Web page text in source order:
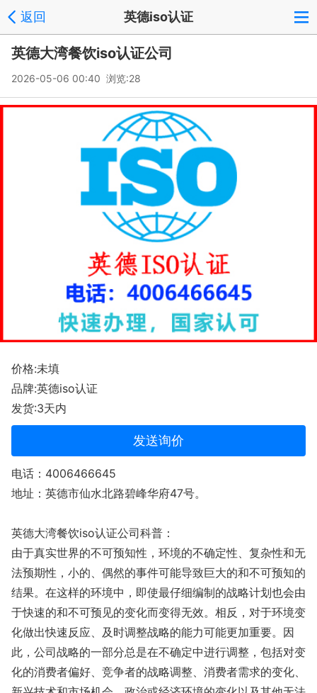
返回 英德iso认证
英德大湾餐饮iso认证公司
2026-05-06 00:40 浏览:28
价格:未填
品牌:英德iso认证
发货:3天内
发送询价
电话：4006466645
地址：英德市仙水北路碧峰华府47号。
英德大湾餐饮iso认证公司科普：
由于真实世界的不可预知性，环境的不确定性、复杂性和无
法预期性，小的、偶然的事件可能导致巨大的和不可预知的
结果。在这样的环境中，即使最仔细编制的战略计划也会由
于快速的和不可预见的变化而变得无效。相反，对于环境变
化做出快速反应、及时调整战略的能力可能更加重要。因
此，公司战略的一部分总是在不确定中进行调整，包括对变
化的消费者偏好、竞争者的战略调整、消费者需求的变化、